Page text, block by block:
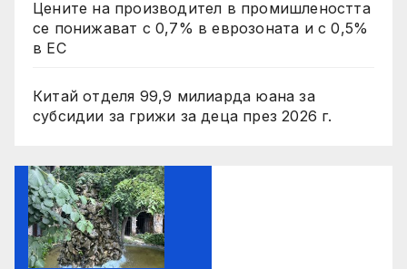
Цените на производител в промишлеността
се понижават с 0,7% в еврозоната и с 0,5%
в ЕС
Китай отделя 99,9 милиарда юана за
субсидии за грижи за деца през 2026 г.